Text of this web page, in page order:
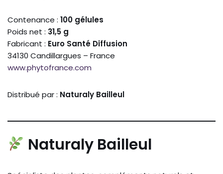
Contenance : 100 gélules
Poids net : 31,5 g
Fabricant : Euro Santé Diffusion
34130 Candillargues – France
www.phytofrance.com
Distribué par : Naturaly Bailleul
Naturaly Bailleul